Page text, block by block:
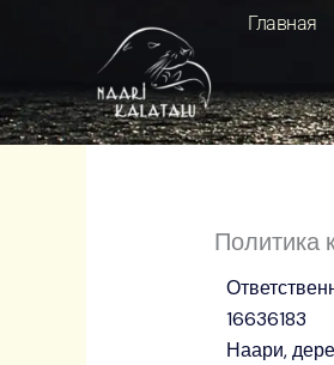
содержанию
Главная
Политика
16636183
Наари,